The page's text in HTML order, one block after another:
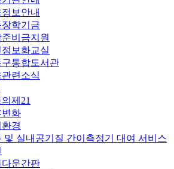
정보안내
장학기금
비금지원
보화교실
구통합도서관
관련소식
제21
변화
경
및 실내공기질 간이측정기 대여 서비스
다운간판